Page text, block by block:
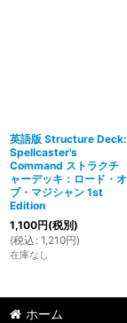
英語版 Structure Deck:
Spellcaster's
Command ストラクチ
ャーデッキ：ロード・オ
ブ・マジシャン 1st
Edition
1,100円(税別)
(税込 : 1,210円)
在庫なし
ホーム